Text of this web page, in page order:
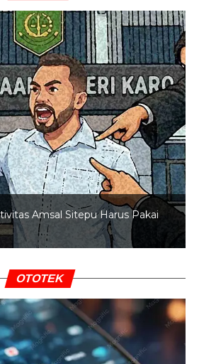
tunnel MRT Harmoni-Sawah
(12/5/2026).
Monas-Kota direncanakan
MRT tersambung dari Lebak
sampai Stasiun Kota. Jadi
sekali,” kata Gibran.
MRT Fase 1 Lebak Bulus-
47 juta penumpang per
Pemerintah Provinsi DKI
MRT menjadi upaya
transportasi publik yang
modern ini adalah salah satu
kata Gibran.
Amsal Sitepu Harus Pakai
OTOTEK